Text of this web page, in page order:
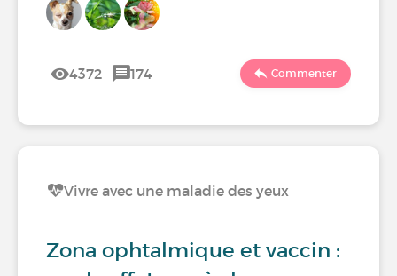
4372 174 Commenter
Vivre avec une maladie des yeux
Zona ophtalmique et vaccin :